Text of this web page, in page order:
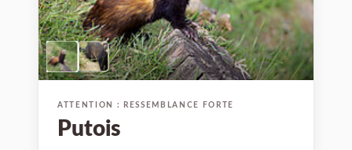
ATTENTION : RESSEMBLANCE FORTE
Putois